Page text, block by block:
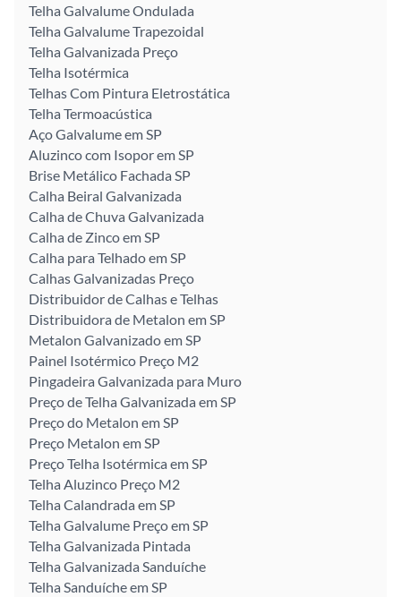
Telha Galvalume Ondulada
Telha Galvalume Trapezoidal
Telha Galvanizada Preço
Telha Isotérmica
Telhas Com Pintura Eletrostática
Telha Termoacústica
Aço Galvalume em SP
Aluzinco com Isopor em SP
Brise Metálico Fachada SP
Calha Beiral Galvanizada
Calha de Chuva Galvanizada
Calha de Zinco em SP
Calha para Telhado em SP
Calhas Galvanizadas Preço
Distribuidor de Calhas e Telhas
Distribuidora de Metalon em SP
Metalon Galvanizado em SP
Painel Isotérmico Preço M2
Pingadeira Galvanizada para Muro
Preço de Telha Galvanizada em SP
Preço do Metalon em SP
Preço Metalon em SP
Preço Telha Isotérmica em SP
Telha Aluzinco Preço M2
Telha Calandrada em SP
Telha Galvalume Preço em SP
Telha Galvanizada Pintada
Telha Galvanizada Sanduíche
Telha Sanduíche em SP